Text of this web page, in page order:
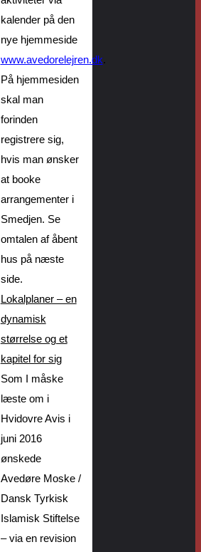
kalender påden
nyehjemmeside
www.avedorelejren.dk.
På hjemmesiden
skal man
forinden
registrere sig,
hvis man ønsker
at booke
arrangementer i
Smedjen. Se
omtalen af åbent
hus på næste
side.
Lokalplaner – en
dynamisk
størrelse og et
kapitel for sig
Som I måske
læste om i
Hvidovre Avis i
juni 2016
ønskede
Avedøre Moske /
Dansk Tyrkisk
Islamisk Stiftelse
– via en revision